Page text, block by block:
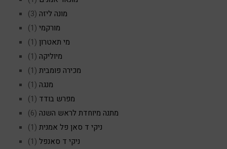
מונה ליזה (3)
מורקמי (1)
מי תאטרון (1)
מיוליקה (1)
מכירה פומבית (1)
מנגה (1)
מפרש בודד (1)
מתנה מיוחדת לראש השנה (6)
ניקי ד סאן פל אמנית (1)
ניקי ד סאנפל (1)